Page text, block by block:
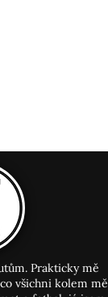
Prakticky mě
všichni kolem mě